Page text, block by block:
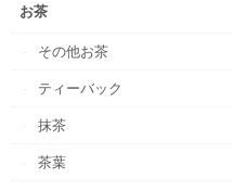
お茶
その他お茶
ティーバック
抹茶
茶葉